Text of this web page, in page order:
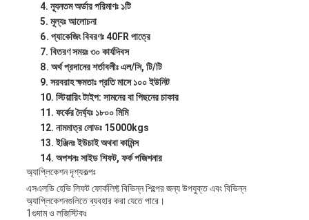
ন্যূনতম অর্ডার পরিমাণঃ ১টি
মূল্যঃ আলোচনা
প্যাকেজিং বিবরণঃ 40FR পাত্রে
বিতরণ সময়ঃ ৩০ কার্যদিবস
অর্থ প্রদানের শর্তাবলীঃ এল/সি, টি/টি
সরবরাহ ক্ষমতাঃ প্রতি মাসে ১০০ ইউনিট
স্টিয়ারিং টাইপ: সামনের বা পিছনের চাকার
ফর্কের দৈর্ঘ্যঃ ১৮০০ মিমি
নামমাত্র লোডঃ 15000kgs
ইঞ্জিনঃ ইউচাই অথবা কামিন্স
অপশনঃ সাইড শিফট, ফর্ক পজিশনার
অ্যাপ্লিকেশন দৃশ্যকল্পঃ
এসএলডি হেভি লিফট ফোর্কলিফ্ট বিভিন্ন শিল্পের জন্য উপযুক্ত এবং বিভিন্ন
অ্যাপ্লিকেশনগুলিতে ব্যবহার করা যেতে পারে।
1গুদাম ও লজিস্টিকঃ